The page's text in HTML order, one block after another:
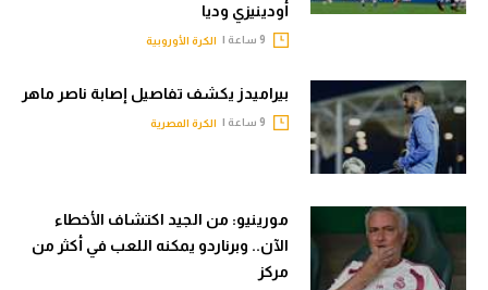
أودينيزي وديا
الكرة الأوروبية
بيراميدز يكشف تفاصيل إصابة ناصر ماهر
الكرة المصرية
مورينيو: من الجيد اكتشاف الأخطاء
الآن.. وبرناردو يمكنه اللعب في أكثر من
مركز